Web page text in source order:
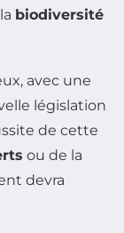
biodiversité
avec une
législation
de cette
ou de la
devra